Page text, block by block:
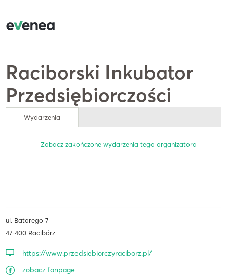
Raciborski Inkubator
Przedsiębiorczości
Wydarzenia
Zobacz zakończone wydarzenia tego organizatora
ul. Batorego 7
47-400 Racibórz
https://www.przedsiebiorczyraciborz.pl/
zobacz fanpage